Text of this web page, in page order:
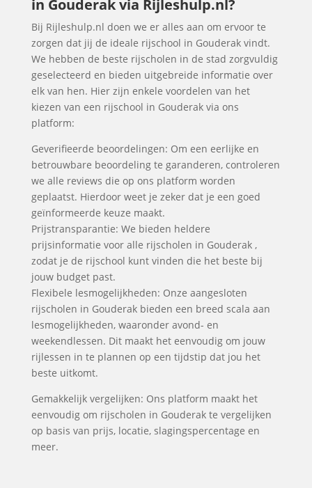
in Gouderak via Rijleshulp.nl?
Bij Rijleshulp.nl doen we er alles aan om ervoor te
zorgen dat jij de ideale rijschool in Gouderak vindt.
We hebben de beste rijscholen in de stad zorgvuldig
geselecteerd en bieden uitgebreide informatie over
elk van hen. Hier zijn enkele voordelen van het
kiezen van een rijschool in Gouderak via ons
platform:
Geverifieerde beoordelingen: Om een eerlijke en
betrouwbare beoordeling te garanderen, controleren
we alle reviews die op ons platform worden
geplaatst. Hierdoor weet je zeker dat je een goed
geïnformeerde keuze maakt.
Prijstransparantie: We bieden heldere
prijsinformatie voor alle rijscholen in Gouderak ,
zodat je de rijschool kunt vinden die het beste bij
jouw budget past.
Flexibele lesmogelijkheden: Onze aangesloten
rijscholen in Gouderak bieden een breed scala aan
lesmogelijkheden, waaronder avond- en
weekendlessen. Dit maakt het eenvoudig om jouw
rijlessen in te plannen op een tijdstip dat jou het
beste uitkomt.
Gemakkelijk vergelijken: Ons platform maakt het
eenvoudig om rijscholen in Gouderak te vergelijken
op basis van prijs, locatie, slagingspercentage en
meer.